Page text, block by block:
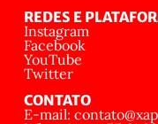
REDES E
Instagram
Facebook
YouTube
Twitter
CONTATO
E-mail: